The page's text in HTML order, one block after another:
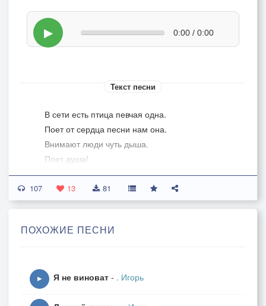
▶ 0:00 / 0:00
Текст песни
В сети есть птица певчая одна.
Поет от сердца песни нам она.
Внимают люди чуть дыша.
Поет душа!
И не секрет о Жанночке рассказ!
Мечтой из юности поманит нас!
Она такая лишь одна!
Всё что есть на свете этом лучшего
Только с ней пою!
107 13 81
ПОХОЖИЕ ПЕСНИ
▶ Я не виноват - . Игорь